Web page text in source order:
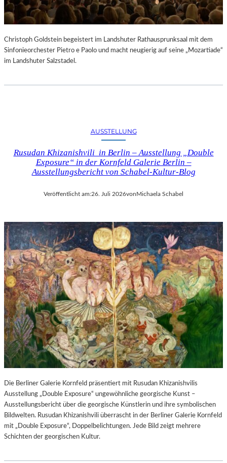
Christoph Goldstein begeistert im Landshuter Rathausprunksaal mit dem
Sinfonieorchester Pietro e Paolo und macht neugierig auf seine „Mozartiade“
im Landshuter Salzstadel.
AUSSTELLUNG
Rusudan Khizanishvili in Berlin – Ausstellung „Double
Exposure“ in der Kornfeld Galerie Berlin –
Ausstellungsbericht von Schabel-Kultur-Blog
Veröffentlicht am:26. Juli 2026von Michaela Schabel
Die Berliner Galerie Kornfeld präsentiert mit Rusudan Khizanishvilis
Ausstellung „Double Exposure“ ungewöhnliche georgische Kunst –
Ausstellungsbericht über die georgische Künstlerin und ihre symbolischen
Bildwelten. Rusudan Khizanishvili überrascht in der Berliner Galerie Kornfeld
mit „Double Exposure“, Doppelbelichtungen. Jede Bild zeigt mehrere
Schichten der georgischen Kultur.